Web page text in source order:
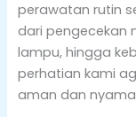
perawatan rutin
dari pengecekan
lampu, hingga
perhatian kami
aman dan